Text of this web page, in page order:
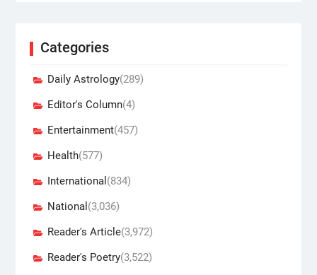
Categories
Daily Astrology(289)
Editor's Column(4)
Entertainment(457)
Health(577)
International (834)
National (3,036)
Reader's Article(3,972)
Reader's Poetry(3,522)